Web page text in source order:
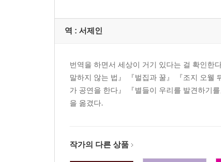
역 : 서제인
번역을 하면서 세상이 거기 있다는 걸 확인한
말하지 않는 법』 『벌집과 꿀』 『조지 오웰
가 공연을 한다』 『별들이 우리를 발견하기
을 옮겼다.
작가의 다른 상품